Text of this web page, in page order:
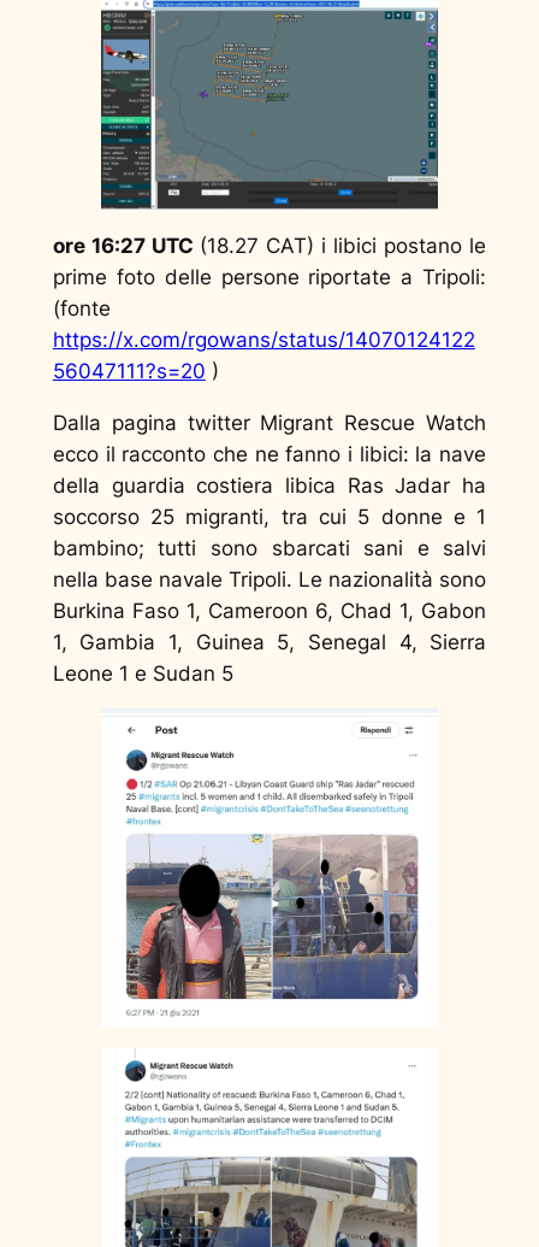
ore 16:27 UTC (18.27 CAT) i libici postano le
prime foto delle persone riportate a Tripoli:
(fonte
https://x.com/rgowans/status/14070124122
56047111?s=20 )
Dalla pagina twitter Migrant Rescue Watch
ecco il racconto che ne fanno i libici: la nave
della guardia costiera libica Ras Jadar ha
soccorso 25 migranti, tra cui 5 donne e 1
bambino; tutti sono sbarcati sani e salvi
nella base navale Tripoli. Le nazionalità sono
Burkina Faso 1, Cameroon 6, Chad 1, Gabon
1, Gambia 1, Guinea 5, Senegal 4, Sierra
Leone 1 e Sudan 5